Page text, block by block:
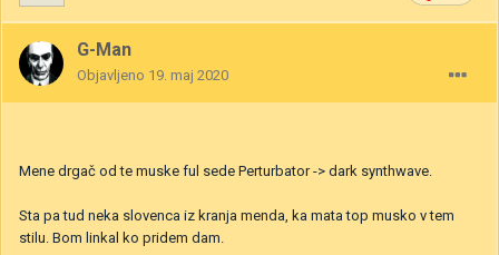
G-Man
Objavljeno 19. maj 2020
Mene drgač od te muske ful sede Perturbator -> dark synthwave.
Sta pa tud neka slovenca iz kranja menda, ka mata top musko v tem
stilu. Bom linkal ko pridem dam.